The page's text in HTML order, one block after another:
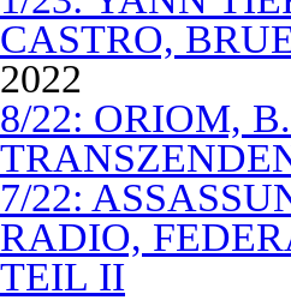
CASTRO,
2022
8/22: ORIOM,
7/22:
RADIO,
TEIL II